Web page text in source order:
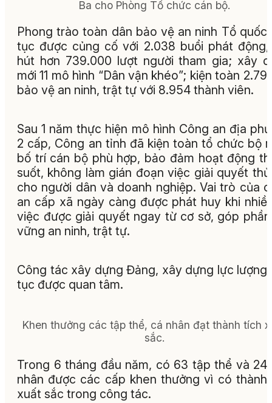
Ba cho Phòng Tổ chức cán bộ.
Phong trào toàn dân bảo vệ an ninh Tổ quốc
tục được củng cố với 2.038 buổi phát
hút hơn 739.000 lượt người tham gia; xây
mới 11 mô hình “Dân vận khéo”; kiện toàn
bảo vệ an ninh, trật tự với 8.954 thành viên.
Sau 1 năm thực hiện mô hình Công an địa
2 cấp, Công an tỉnh đã kiện toàn tổ chức bộ
bố trí cán bộ phù hợp, bảo đảm hoạt động
suốt, không làm gián đoạn việc giải quyết
cho người dân và doanh nghiệp. Vai trò của
an cấp xã ngày càng được phát huy khi
việc được giải quyết ngay từ cơ sở, góp
vững an ninh, trật tự.
Công tác xây dựng Đảng, xây dựng lực lượng
tục được quan tâm.
Khen thưởng các tập thể, cá nhân đạt thành tích
sắc.
Trong 6 tháng đầu năm, có 63 tập thể và
nhân được các cấp khen thưởng vì có thành
xuất sắc trong công tác.